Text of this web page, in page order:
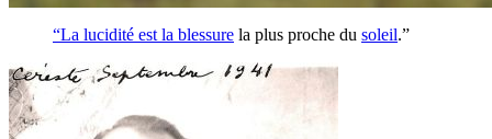
“La lucidité est la blessure la plus proche du soleil.”